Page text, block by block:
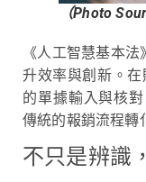
（Photo
《人工智慧基本
升效率與創新。
的單據輸入與核對
傳統的報銷流程轉
不只是辨識